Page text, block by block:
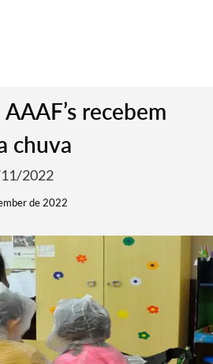
recebem
chuva
2022
de 2022